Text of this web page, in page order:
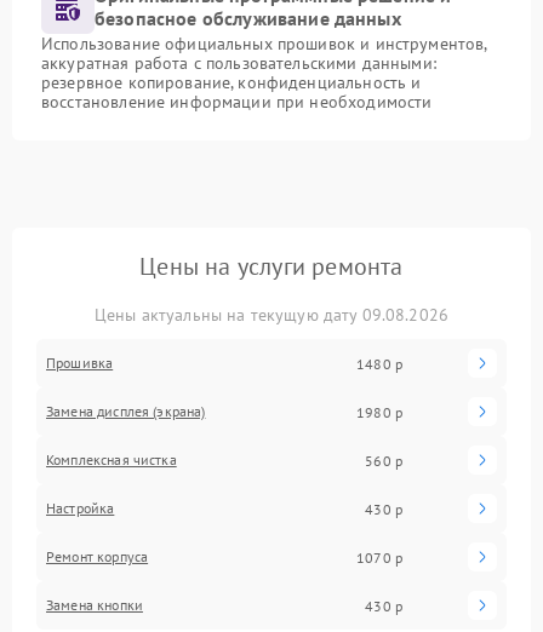
безопасное обслуживание данных
Использование официальных прошивок и инструментов,
аккуратная работа с пользовательскими данными:
резервное копирование, конфиденциальность и
восстановление информации при необходимости
Цены на услуги ремонта
Цены актуальны на текущую дату 09.08.2026
Прошивка 1480 р
Замена дисплея (экрана) 1980 р
Комплексная чистка 560 р
Настройка 430 р
Ремонт корпуса 1070 р
Замена кнопки 430 р